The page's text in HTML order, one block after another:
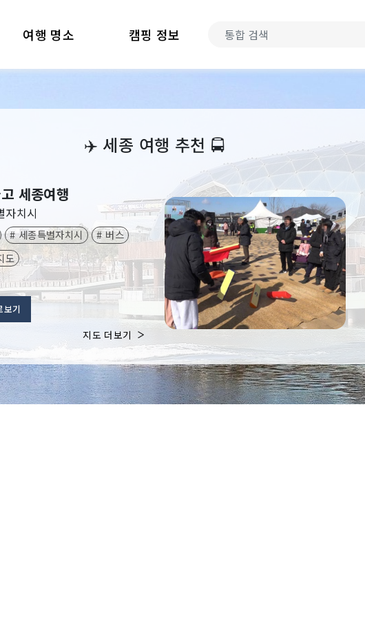
여행 명소 캠핑 정보
‍✈️ 세종 여행 추천 🚍
세종여행
자치시
# 세종특별자치시
# 버스
도
기
지도 더보기